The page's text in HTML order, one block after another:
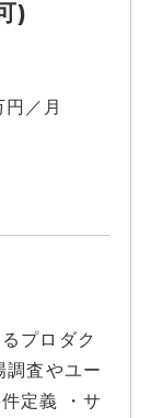
)
円／月
プロダク
調査やユー
定義 ・サ